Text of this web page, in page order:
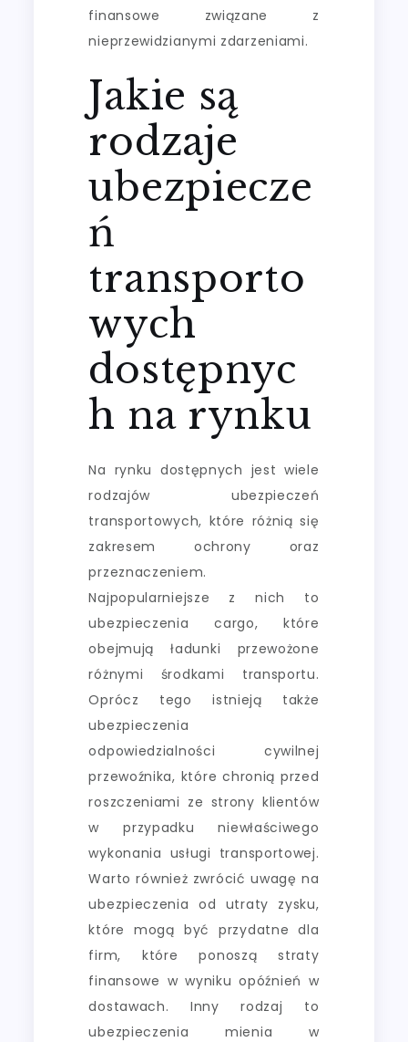
finansowe związane z
nieprzewidzianymi zdarzeniami.
Jakie są
rodzaje
ubezpiecze
ń
transporto
wych
dostępnyc
h na rynku
Na rynku dostępnych jest wiele
rodzajów ubezpieczeń
transportowych, które różnią się
zakresem ochrony oraz
przeznaczeniem.
Najpopularniejsze z nich to
ubezpieczenia cargo, które
obejmują ładunki przewożone
różnymi środkami transportu.
Oprócz tego istnieją także
ubezpieczenia
odpowiedzialności cywilnej
przewoźnika, które chronią przed
roszczeniami ze strony klientów
w przypadku niewłaściwego
wykonania usługi transportowej.
Warto również zwrócić uwagę na
ubezpieczenia od utraty zysku,
które mogą być przydatne dla
firm, które ponoszą straty
finansowe w wyniku opóźnień w
dostawach. Inny rodzaj to
ubezpieczenia mienia w